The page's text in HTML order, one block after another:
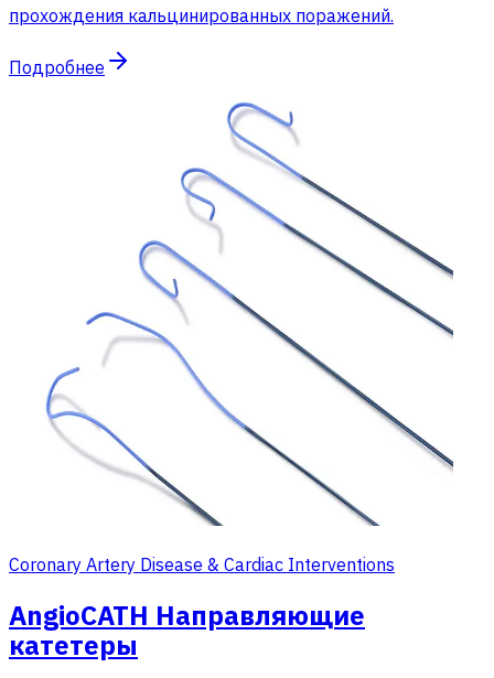
прохождения кальцинированных поражений.
Подробнее
Coronary Artery Disease & Cardiac Interventions
AngioCATH Направляющие
катетеры